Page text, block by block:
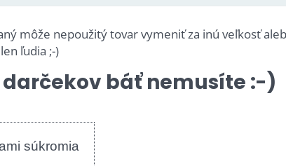
môže nepoužitý tovar vymeniť za inú veľkosť
ľudia ;-)
darčekov báť nemusíte :-)
súkromia